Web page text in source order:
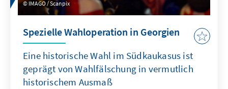
Demonstrierenden antworten mit Feuerwerk.
Die Fronten sind verhärtet.
IMAGO / Scanpix
Spezielle Wahloperation in Georgien
Eine historische Wahl im Südkaukasus ist
geprägt von Wahlfälschung in vermutlich
historischem Ausmaß